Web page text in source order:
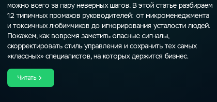
можно всего за пару неверных шагов. В этой статье разбираем
12 типичных промахов руководителей: от микроменеджмента
и токсичных любимчиков до игнорирования усталости людей.
Покажем, как вовремя заметить опасные сигналы,
скорректировать стиль управления и сохранить тех самых
«классных» специалистов, на которых держится бизнес.
Читать 